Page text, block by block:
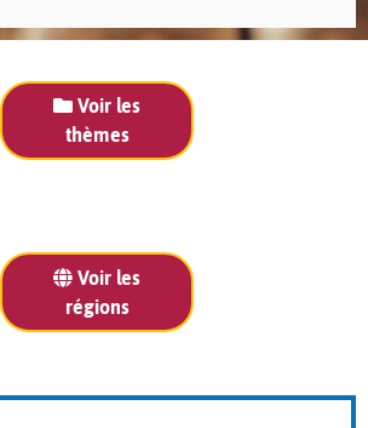
Voir les
thèmes
Voir les
régions